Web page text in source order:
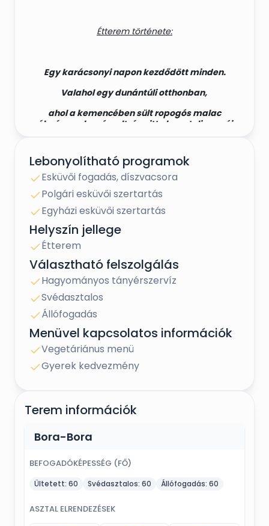
Étterem története:
Egy karácsonyi napon kezdődött minden.
Valahol egy dunántúli otthonban,
ahol a kemencében sült ropogós malac
élménye elvarázsolt, és vitt el egy teljesen új
Aki kóstolt már kemencében sült ételt,
annak nem kell bemutatni azt a plusz élményt,
melyet egy fatüzelésű kemence adhat.
Ezt az élményt kínáljuk minden kedves
vendégünknek.
Annak aki ízlelte és a rabjává vált, vagy akik
még elkerülték ezt
a fantasztikus íz világot, amit csak egy igazi
fatüzelésű kemence adhat.
Lebonyolítható programok
Esküvői fogadás, díszvacsora
Polgári esküvői szertartás
Egyházi esküvői szertartás
Helyszín jellege
Étterem
Választható felszolgálás
Hagyományos tányérszervíz
Svédasztalos
Állófogadás
Menüvel kapcsolatos információk
Vegetáriánus menü
Gyerek kedvezmény
Terem információk
Bora-Bora
BEFOGADÓKÉPESSÉG (FŐ)
Ültetett: 60 Svédasztalos: 60 Állófogadás: 60
ASZTAL ELRENDEZÉSEK